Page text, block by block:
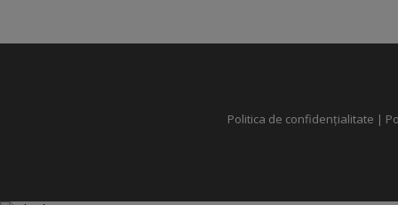
Politica de confidențialitate |